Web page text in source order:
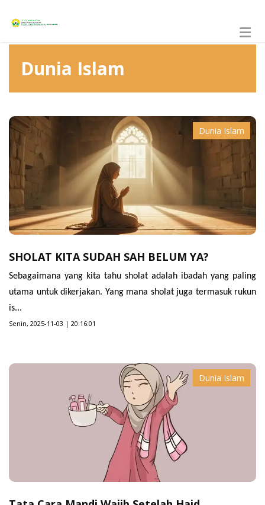
Dunia Islam
Dunia Islam
SHOLAT KITA SUDAH SAH BELUM YA?
Sebagaimana yang kita tahu sholat adalah ibadah yang paling
utama untuk dikerjakan. Yang mana sholat juga termasuk rukun
is...
Senin, 2025-11-03 | 20:16:01
Dunia Islam